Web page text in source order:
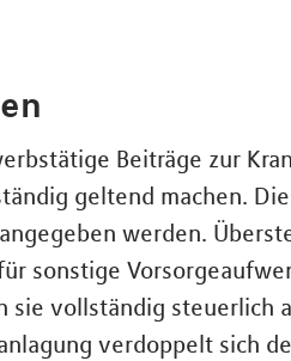
Beiträge zur
geltend machen.
werden.
sonstige
sie vollständig steuerlich
verdoppelt sich